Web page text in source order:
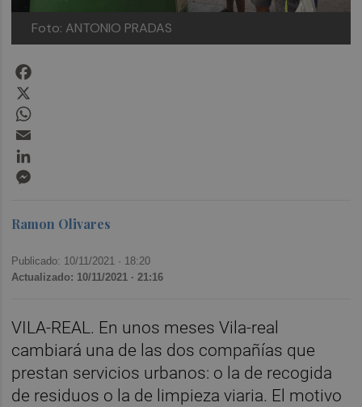
Foto: ANTONIO PRADAS
Ramon Olivares
Publicado: 10/11/2021 · 18:20
Actualizado: 10/11/2021 · 21:16
VILA-REAL. En unos meses Vila-real
cambiará una de las dos compañías que
prestan servicios urbanos: o la de recogida
de residuos o la de limpieza viaria. El motivo